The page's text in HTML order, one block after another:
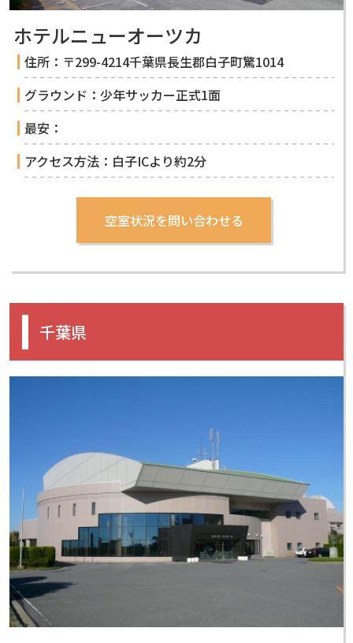
ホテルニューオーツカ
住所：〒299-4214千葉県長生郡白子町驚1014
グラウンド：少年サッカー正式1面
最安：
アクセス方法：白子ICより約2分
千葉県